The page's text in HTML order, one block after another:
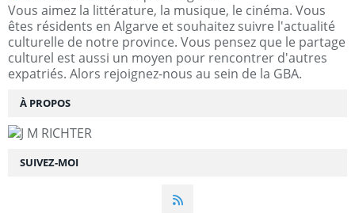
SUIVEZ-MOI
Vous aimez la littérature, la musique, le cinéma. Vous
êtes résidents en Algarve et souhaitez suivre l'actualité
culturelle de notre province. Vous pensez que le partage
culturel est aussi un moyen pour rencontrer d'autres
expatriés. Alors rejoignez-nous au sein de la GBA.
À PROPOS